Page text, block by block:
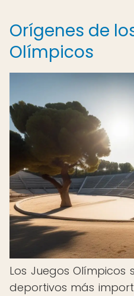
Orígenes de
Olímpicos
Los Juegos Olímpicos
deportivos más